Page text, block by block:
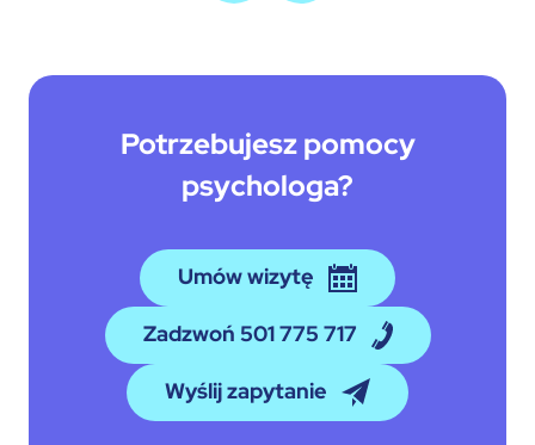
Potrzebujesz pomocy
psychologa?
Umów wizytę
Zadzwoń 501 775 717
Wyślij zapytanie